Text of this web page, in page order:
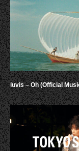
luvis – Oh (Official